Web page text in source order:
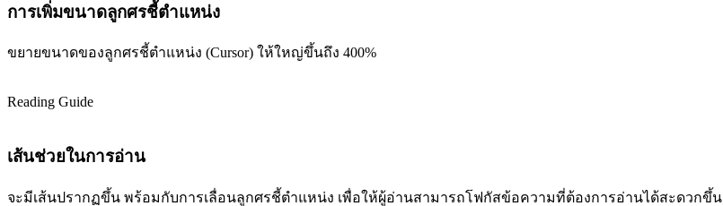
การเพิ่มขนาดลูกศรชี้ตำแหน่ง
ขยายขนาดของลูกศรชี้ตำแหน่ง (Cursor) ให้ใหญ่ขึ้นถึง 400%
Reading Guide
เส้นช่วยในการอ่าน
จะมีเส้นปรากฏขึ้น พร้อมกับการเลื่อนลูกศรชี้ตำแหน่ง เพื่อให้ผู้อ่านสามารถโฟกัสข้อความที่ต้องการอ่านได้สะดวกขึ้น